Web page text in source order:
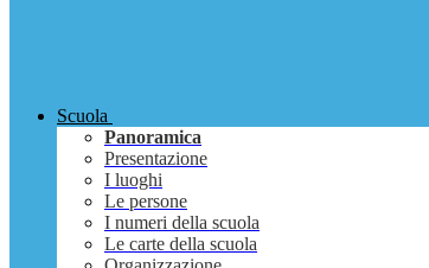
Scuola
Panoramica
Presentazione
I luoghi
Le persone
I numeri della scuola
Le carte della scuola